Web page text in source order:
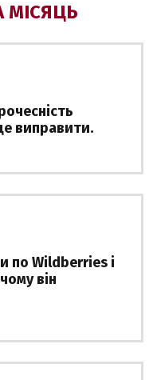
МІСЯЦЬ
виправити.
по Wildberries і
він